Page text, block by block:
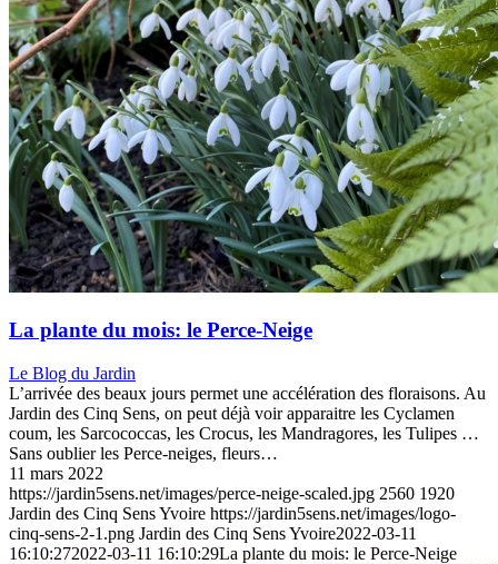
La plante du mois: le Perce-Neige
Le Blog du Jardin
L’arrivée des beaux jours permet une accélération des floraisons. Au
Jardin des Cinq Sens, on peut déjà voir apparaitre les Cyclamen
coum, les Sarcococcas, les Crocus, les Mandragores, les Tulipes …
Sans oublier les Perce-neiges, fleurs…
11 mars 2022
https://jardin5sens.net/images/perce-neige-scaled.jpg 2560 1920
Jardin des Cinq Sens Yvoire https://jardin5sens.net/images/logo-
cinq-sens-2-1.png Jardin des Cinq Sens Yvoire2022-03-11
16:10:272022-03-11 16:10:29La plante du mois: le Perce-Neige